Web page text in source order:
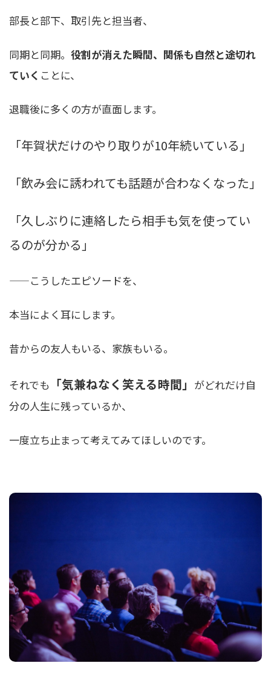
部長と部下、取引先と担当者、
同期と同期。 役割が消えた瞬間、関係も自然と途切れ
ていく ことに、
退職後に多くの方が直面します。
「年賀状だけのやり取りが10年続いている」
「飲み会に誘われても話題が合わなくなった」
「久しぶりに連絡したら相手も気を使ってい
るのが分かる」
——こうしたエピソードを、
本当によく耳にします。
昔からの友人もいる、家族もいる。
それでも 「気兼ねなく笑える時間」 がどれだけ自
分の人生に残っているか、
一度立ち止まって考えてみてほしいのです。